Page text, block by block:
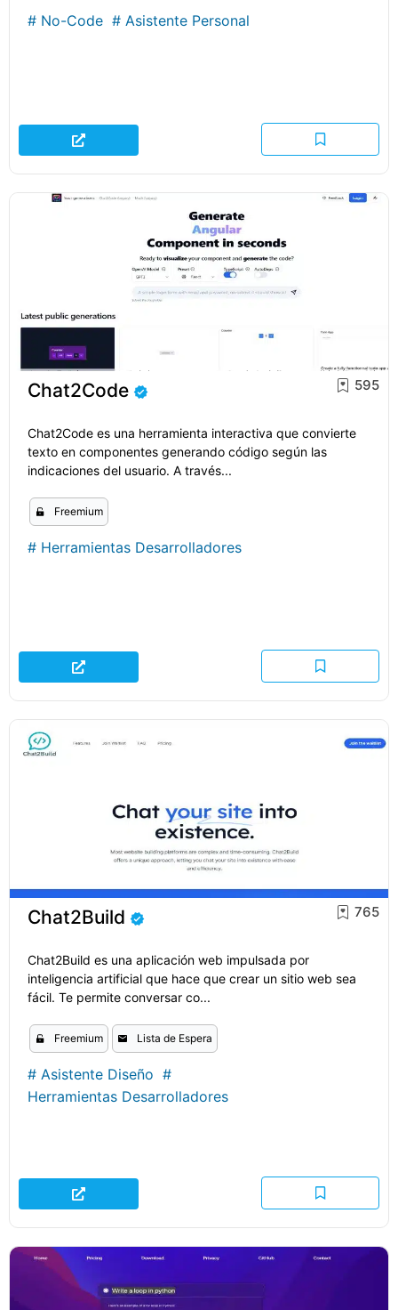
# No-Code # Asistente Personal
Chat2Code 595
Chat2Code es una herramienta interactiva que convierte
texto en componentes generando código según las
indicaciones del usuario. A través...
Freemium
# Herramientas Desarrolladores
Chat2Build 765
Chat2Build es una aplicación web impulsada por
inteligencia artificial que hace que crear un sitio web sea
fácil. Te permite conversar co...
Freemium Lista de Espera
# Asistente Diseño #
Herramientas Desarrolladores